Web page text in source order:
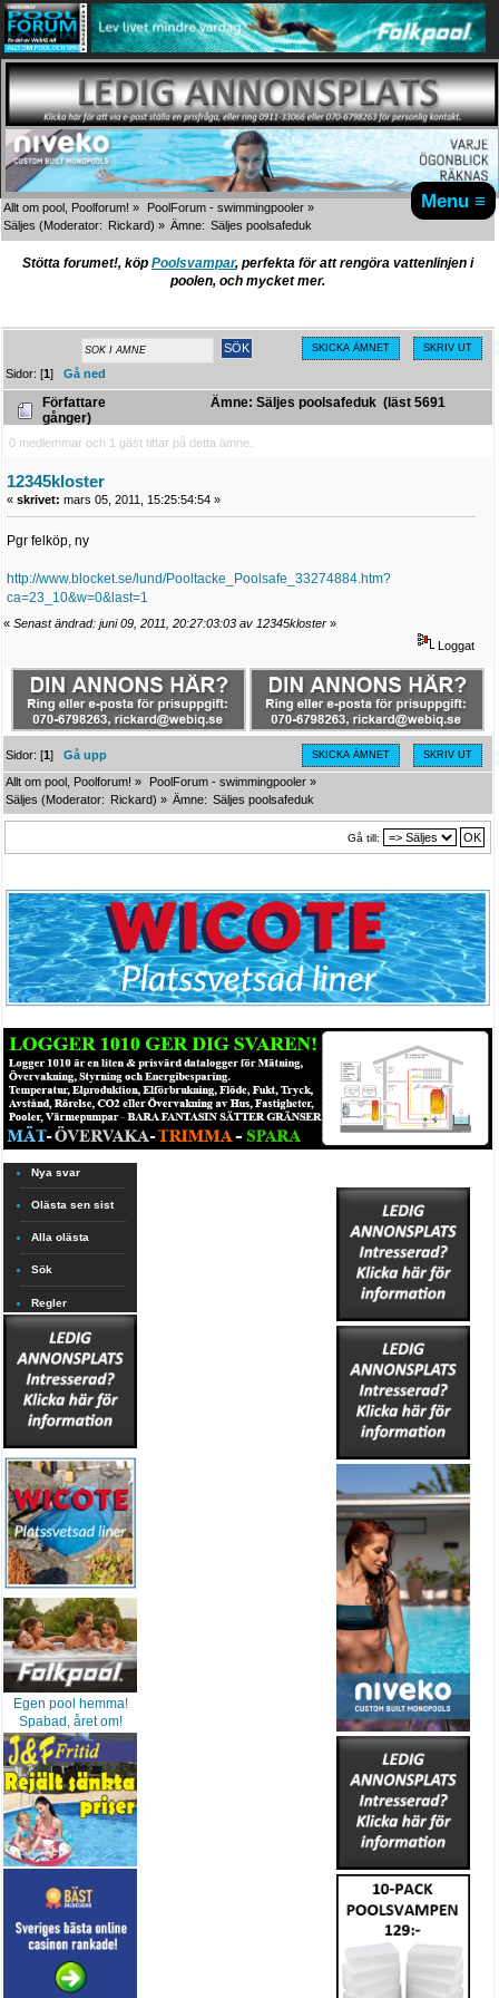
Menu ≡
Allt om pool, Poolforum! » PoolForum - swimmingpooler »
Säljes (Moderator: Rickard) » Ämne: Säljes poolsafeduk
Stötta forumet!, köp Poolsvampar, perfekta för att rengöra vattenlinjen i
poolen, och mycket mer.
SKICKA ÄMNET SKRIV UT
Sidor: [1]Gå ned
Författare
Ämne: Säljes poolsafeduk (läst 5691
gånger)
0 medlemmar och 1 gäst tittar på detta ämne.
12345kloster
« skrivet: mars 05, 2011, 15:25:54:54 »
Pgr felköp, ny
http://www.blocket.se/lund/Pooltacke_Poolsafe_33274884.htm?
ca=23_10&w=0&last=1
« Senast ändrad: juni 09, 2011, 20:27:03:03 av 12345kloster »
Loggat
SKICKA ÄMNET SKRIV UT
Sidor: [1]Gå upp
Allt om pool, Poolforum! » PoolForum - swimmingpooler »
Säljes (Moderator: Rickard) » Ämne: Säljes poolsafeduk
Gå till:
Nya svar
Olästa sen sist
Alla olästa
Sök
Regler
Egen pool hemma!
Spabad, året om!